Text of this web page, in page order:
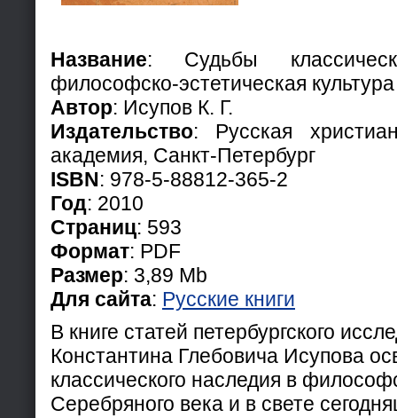
Название: Судьбы
философско-эстетическая
Автор: Исупов К. Г.
Издательство: Русская
академия, Санкт-Петербург
ISBN: 978-5-88812-365-2
Год: 2010
Страниц: 593
Формат: PDF
Размер: 3,89 Mb
Для сайта: Русские книги
В книге статей петербургского
Константина Глебовича Исупова
классического наследия в
Серебряного века и в свете